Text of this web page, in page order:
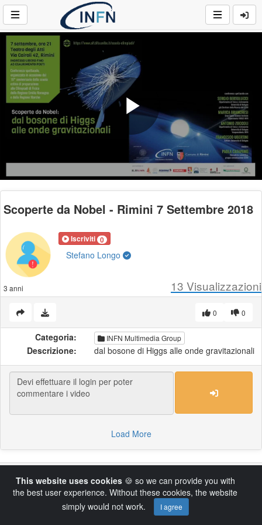
Play
Video
Scoperte da Nobel - Rimini 7 Settembre 2018
Iscriviti 0
Stefano Longo
3 anni 13 Visualizzazioni
0
0
Categoria: INFN Multimedia Group
Descrizione: dal bosone di Higgs alle onde gravitazionali
Load More
Powered by AVideo ® Platform v14.4
This website uses cookies🍪 so we can provide you with
the best user experience. Without these cookies, the website
simply would not work.
I agree